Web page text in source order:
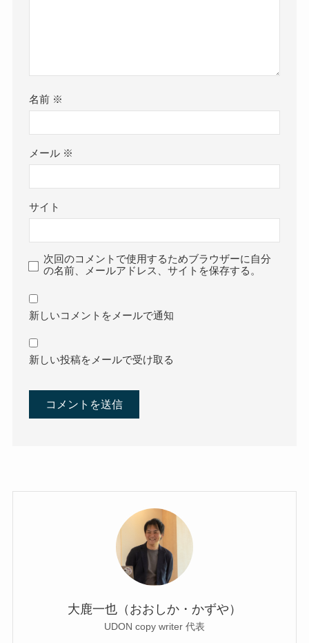
名前 ※
メール ※
サイト
次回のコメントで使用するためブラウザーに自分
の名前、メールアドレス、サイトを保存する。
新しいコメントをメールで通知
新しい投稿をメールで受け取る
大鹿一也（おおしか・かずや）
UDON copy writer 代表